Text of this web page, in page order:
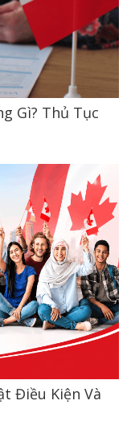
Gì? Thủ Tục
Điều Kiện Và